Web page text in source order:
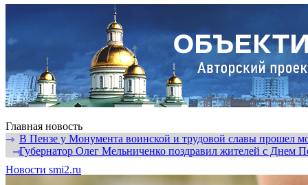
Главная новость
⇾ В Пензе у Монумента воинской и трудовой славы прошел
⇾Губернатор Олег Мельниченко поздравил жителей с Днем
Новости smi2.ru